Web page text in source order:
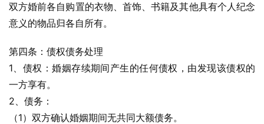
双方婚前各自购置的衣物、首饰、书籍及其他具有个人纪念
意义的物品归各自所有。
第四条：债权债务处理
1、债权：婚姻存续期间产生的任何债权，由发现该债权的
一方享有。
2、债务：
（1）双方确认婚姻期间无共同大额债务。